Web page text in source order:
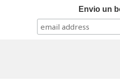
Envio un